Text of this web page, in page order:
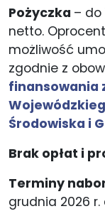
Pożyczka – do
netto.
możliwość
zgodnie z
finansowania
Środowiska i
Brak opłat i
Terminy
grudnia 2026